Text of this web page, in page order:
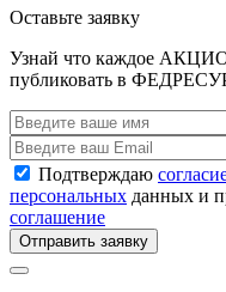
Оставьте заявку
Узнай что каждое
публиковать в
Подтверждаю
персональных данных и
соглашение
Отправить заявку